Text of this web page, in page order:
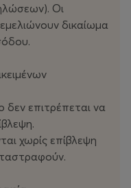
Οι
δικαίωμα
δεν επιτρέπεται να
χωρίς επίβλεψη